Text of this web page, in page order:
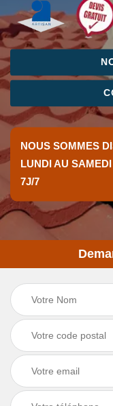
NOUS SOMMES
LUNDI AU
7J/7